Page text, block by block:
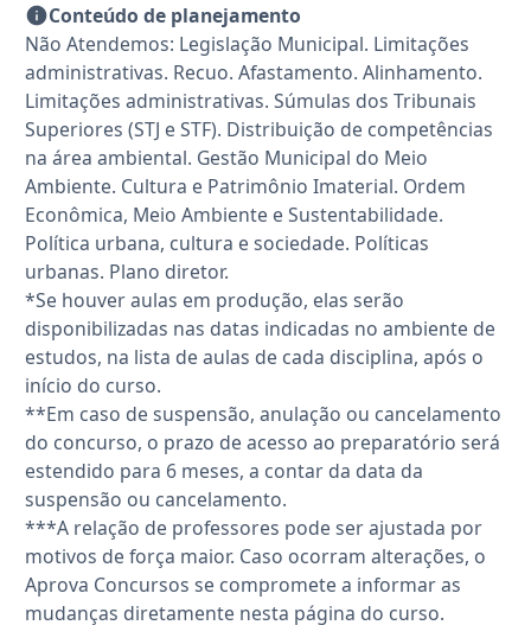
Conteúdo de planejamento
Não Atendemos: Legislação Municipal. Limitações
administrativas. Recuo. Afastamento. Alinhamento.
Limitações administrativas. Súmulas dos Tribunais
Superiores (STJ e STF). Distribuição de competências
na área ambiental. Gestão Municipal do Meio
Ambiente. Cultura e Patrimônio Imaterial. Ordem
Econômica, Meio Ambiente e Sustentabilidade.
Política urbana, cultura e sociedade. Políticas
urbanas. Plano diretor.
*Se houver aulas em produção, elas serão
disponibilizadas nas datas indicadas no ambiente de
estudos, na lista de aulas de cada disciplina, após o
início do curso.
**Em caso de suspensão, anulação ou cancelamento
do concurso, o prazo de acesso ao preparatório será
estendido para 6 meses, a contar da data da
suspensão ou cancelamento.
***A relação de professores pode ser ajustada por
motivos de força maior. Caso ocorram alterações, o
Aprova Concursos se compromete a informar as
mudanças diretamente nesta página do curso.